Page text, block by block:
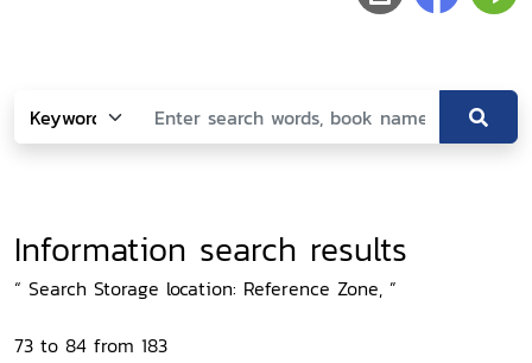
Information search results
“ Search Storage location: Reference Zone, ”
73 to 84 from 183